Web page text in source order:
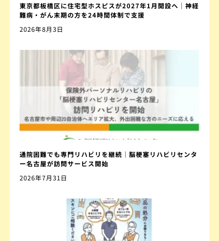
東京都板橋区に住宅型ホスピスが2027年1月開設へ｜神経
難病・がん末期の方を24時間体制で支援
2026年8月3日
通院困難でも専門リハビリを継続｜脳梗塞リハビリセンタ
ー名古屋が訪問サービス開始
2026年7月31日